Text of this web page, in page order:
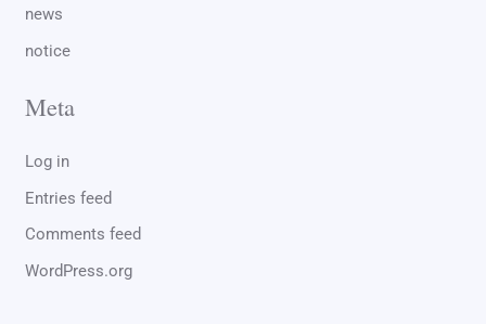
news
notice
Meta
Log in
Entries feed
Comments feed
WordPress.org